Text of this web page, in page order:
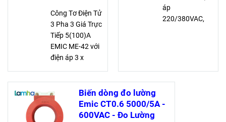
Công Tơ Điện Tử
3 Pha 3 Giá Trực
Tiếp 5(100)A
EMIC ME-42 với
điện áp 3 x
240/415V, dòng
định mức 5A,
quá tải 100A,
cấp chính xác
áp
220/380VAC,
giúp đo đạc
vòng/kWh
Biến dòng đo lường
Emic CT0.6 5000/5A -
600VAC - Đo Lường